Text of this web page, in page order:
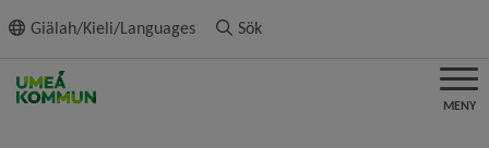
innehållet
Giälah/Kieli/Languages Sök
MENY